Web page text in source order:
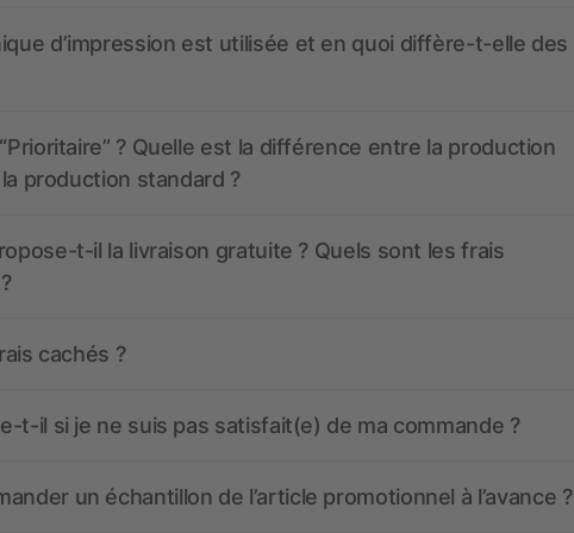
d’impression est utilisée et en quoi diffère-t-elle des
? Quelle est la différence entre la production
production standard ?
t-il la livraison gratuite ? Quels sont les frais
cachés ?
t-il si je ne suis pas satisfait(e) de ma commande ?
un échantillon de l’article promotionnel à l’avance ?